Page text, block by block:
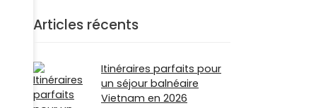
Articles récents
Itinéraires parfaits pour
un séjour balnéaire
Vietnam en 2026